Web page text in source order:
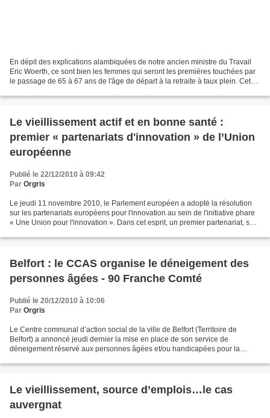
En dépit des explications alambiquées de notre ancien ministre du Travail
Eric Woerth, ce sont bien les femmes qui seront les premières touchées par
le passage de 65 à 67 ans de l'âge de départ à la retraite à taux plein. Cet
Le vieillissement actif et en bonne santé :
premier « partenariats d'innovation » de l’Union
européenne
Publié le 22/12/2010 à 09:42
Par Orgris
Le jeudi 11 novembre 2010, le Parlement européen a adopté la résolution
sur les partenariats européens pour l'innovation au sein de l'initiative phare
« Une Union pour l'innovation ». Dans cet esprit, un premier partenariat, sur
Belfort : le CCAS organise le déneigement des
personnes âgées - 90 Franche Comté
Publié le 20/12/2010 à 10:06
Par Orgris
Le Centre communal d’action social de la ville de Belfort (Territoire de
Belfort) a annoncé jeudi dernier la mise en place de son service de
déneigement réservé aux personnes âgées et/ou handicapées pour la
Le vieillissement, source d’emplois…le cas
auvergnat